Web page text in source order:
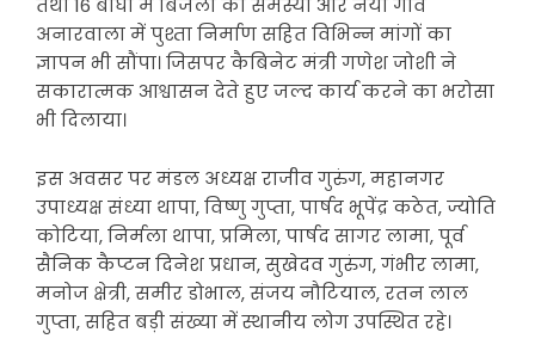
तथा 16 बीघा में बिजली की समस्या और नया गांव
अनारवाला में पुश्ता निर्माण सहित विभिन्न मांगों का
ज्ञापन भी सौंपा। जिसपर कैबिनेट मंत्री गणेश जोशी ने
सकारात्मक आश्वासन देते हुए जल्द कार्य करने का भरोसा
भी दिलाया।
इस अवसर पर मंडल अध्यक्ष राजीव गुरुंग, महानगर
उपाध्यक्ष संध्या थापा, विष्णु गुप्ता, पार्षद भूपेंद्र कठेत, ज्योति
कोटिया, निर्मला थापा, प्रमिला, पार्षद सागर लामा, पूर्व
सैनिक कैप्टन दिनेश प्रधान, सुखेदव गुरुंग, गंभीर लामा,
मनोज क्षेत्री, समीर डोभाल, संजय नौटियाल, रतन लाल
गुप्ता, सहित बड़ी संख्या में स्थानीय लोग उपस्थित रहे।